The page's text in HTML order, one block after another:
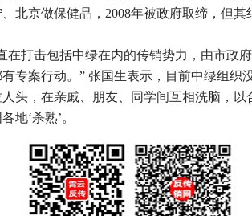
北京做保健品，2008年被政府取缔，但其
在打击包括中绿在内的传销势力，由市政
专案行动。” 张国生表示，目前中绿组织
头，在亲戚、朋友、同学间互相洗脑，以
地‘杀熟’。